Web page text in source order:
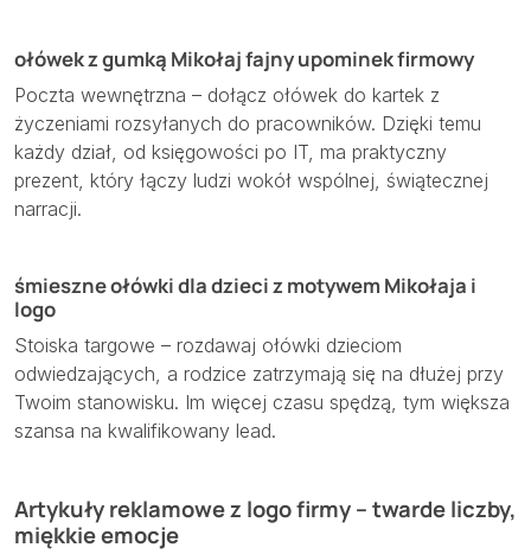
ołówek z gumką Mikołaj fajny upominek firmowy
Poczta wewnętrzna – dołącz ołówek do kartek z
życzeniami rozsyłanych do pracowników. Dzięki temu
każdy dział, od księgowości po IT, ma praktyczny
prezent, który łączy ludzi wokół wspólnej, świątecznej
narracji.
śmieszne ołówki dla dzieci z motywem Mikołaja i
logo
Stoiska targowe – rozdawaj ołówki dzieciom
odwiedzających, a rodzice zatrzymają się na dłużej przy
Twoim stanowisku. Im więcej czasu spędzą, tym większa
szansa na kwalifikowany lead.
Artykuły reklamowe z logo firmy – twarde liczby,
miękkie emocje